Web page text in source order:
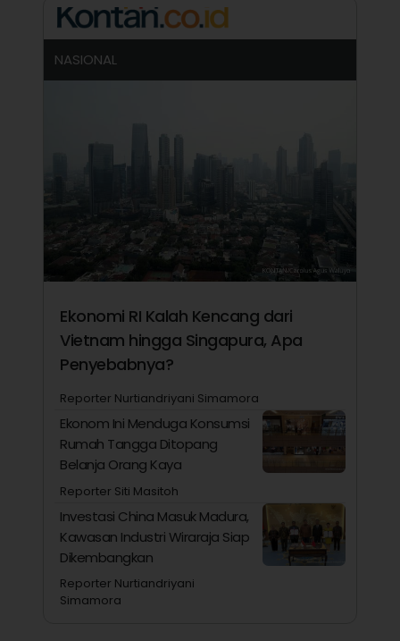
NASIONAL
Ekonomi RI Kalah Kencang dari
Vietnam hingga Singapura, Apa
Penyebabnya?
Reporter Nurtiandriyani Simamora
Ekonom Ini Menduga Konsumsi
Rumah Tangga Ditopang
Belanja Orang Kaya
Reporter Siti Masitoh
Investasi China Masuk Madura,
Kawasan Industri Wiraraja Siap
Dikembangkan
Reporter Nurtiandriyani
Simamora